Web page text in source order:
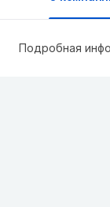
Подробная